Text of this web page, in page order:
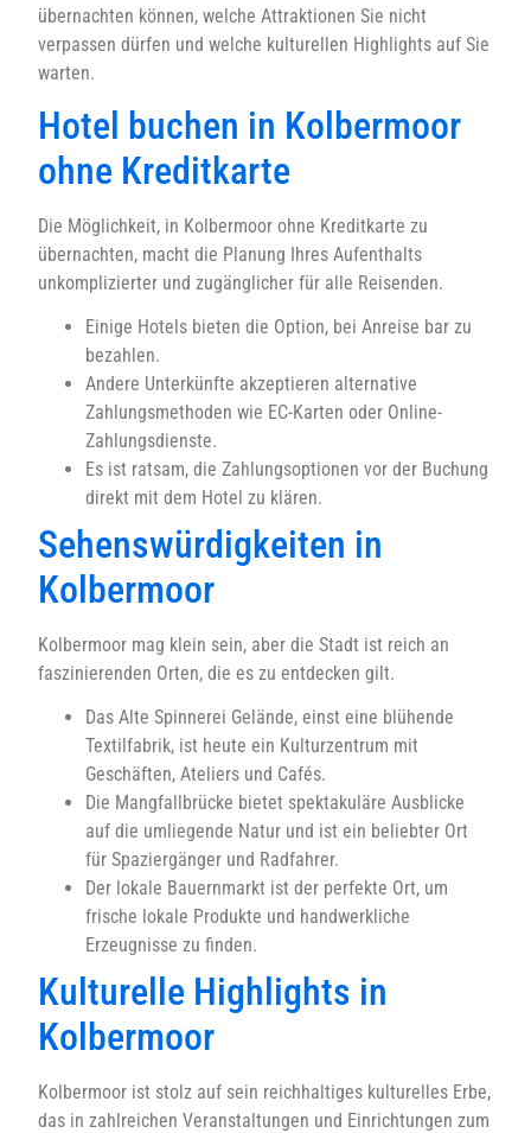
übernachten können, welche Attraktionen Sie nicht
verpassen dürfen und welche kulturellen Highlights auf Sie
warten.
Hotel buchen in Kolbermoor
ohne Kreditkarte
Die Möglichkeit, in Kolbermoor ohne Kreditkarte zu
übernachten, macht die Planung Ihres Aufenthalts
unkomplizierter und zugänglicher für alle Reisenden.
Einige Hotels bieten die Option, bei Anreise bar zu
bezahlen.
Andere Unterkünfte akzeptieren alternative
Zahlungsmethoden wie EC-Karten oder Online-
Zahlungsdienste.
Es ist ratsam, die Zahlungsoptionen vor der Buchung
direkt mit dem Hotel zu klären.
Sehenswürdigkeiten in
Kolbermoor
Kolbermoor mag klein sein, aber die Stadt ist reich an
faszinierenden Orten, die es zu entdecken gilt.
Das Alte Spinnerei Gelände, einst eine blühende
Textilfabrik, ist heute ein Kulturzentrum mit
Geschäften, Ateliers und Cafés.
Die Mangfallbrücke bietet spektakuläre Ausblicke
auf die umliegende Natur und ist ein beliebter Ort
für Spaziergänger und Radfahrer.
Der lokale Bauernmarkt ist der perfekte Ort, um
frische lokale Produkte und handwerkliche
Erzeugnisse zu finden.
Kulturelle Highlights in
Kolbermoor
Kolbermoor ist stolz auf sein reichhaltiges kulturelles Erbe,
das in zahlreichen Veranstaltungen und Einrichtungen zum